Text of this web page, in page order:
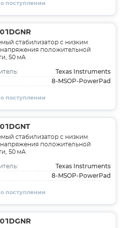
поступлении
стабилизатор с низким
положительной
50 мА
Texas Instruments
8-MSOP-PowerPad
поступлении
стабилизатор с низким
положительной
50 мА
Texas Instruments
8-MSOP-PowerPad
поступлении